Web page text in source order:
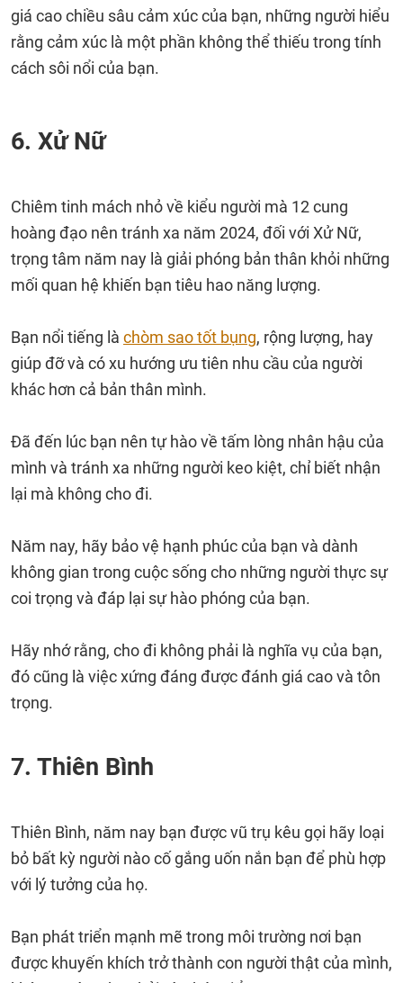
giá cao chiều sâu cảm xúc của bạn, những người hiểu
rằng cảm xúc là một phần không thể thiếu trong tính
cách sôi nổi của bạn.
6. Xử Nữ
Chiêm tinh mách nhỏ về kiểu người mà 12 cung
hoàng đạo nên tránh xa năm 2024, đối với Xử Nữ,
trọng tâm năm nay là giải phóng bản thân khỏi những
mối quan hệ khiến bạn tiêu hao năng lượng.
Bạn nổi tiếng là chòm sao tốt bụng, rộng lượng, hay
giúp đỡ và có xu hướng ưu tiên nhu cầu của người
khác hơn cả bản thân mình.
Đã đến lúc bạn nên tự hào về tấm lòng nhân hậu của
mình và tránh xa những người keo kiệt, chỉ biết nhận
lại mà không cho đi.
Năm nay, hãy bảo vệ hạnh phúc của bạn và dành
không gian trong cuộc sống cho những người thực sự
coi trọng và đáp lại sự hào phóng của bạn.
Hãy nhớ rằng, cho đi không phải là nghĩa vụ của bạn,
đó cũng là việc xứng đáng được đánh giá cao và tôn
trọng.
7. Thiên Bình
Thiên Bình, năm nay bạn được vũ trụ kêu gọi hãy loại
bỏ bất kỳ người nào cố gắng uốn nắn bạn để phù hợp
với lý tưởng của họ.
Bạn phát triển mạnh mẽ trong môi trường nơi bạn
được khuyến khích trở thành con người thật của mình,